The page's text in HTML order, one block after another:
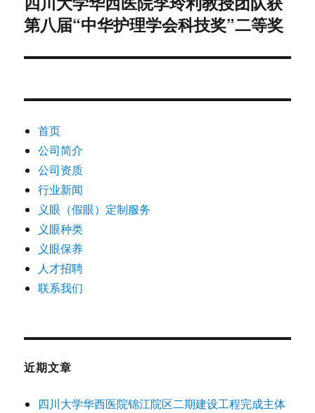
篇
章：
第八届“中华护理学会科技奖”二等奖
首页
公司简介
公司资质
行业新闻
义眼（假眼）定制服务
义眼种类
义眼保养
人才招聘
联系我们
近期文章
四川大学华西医院锦江院区二期建设工程完成主体